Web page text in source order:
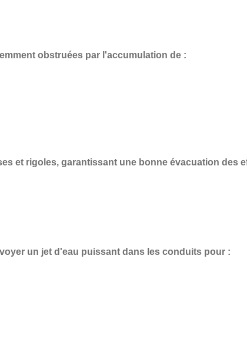
obstruées par l'accumulation de :
et rigoles, garantissant une bonne évacuation des
un jet d'eau puissant dans les conduits pour :